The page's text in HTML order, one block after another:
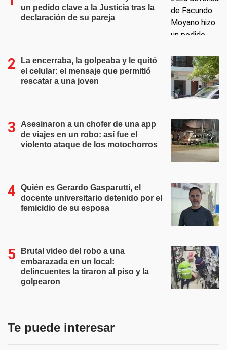
un pedido clave a la Justicia tras la
declaración de su pareja
La encerraba, la golpeaba y le quitó
el celular: el mensaje que permitió
rescatar a una joven
Asesinaron a un chofer de una app
de viajes en un robo: así fue el
violento ataque de los motochorros
Quién es Gerardo Gasparutti, el
docente universitario detenido por el
femicidio de su esposa
Brutal video del robo a una
embarazada en un local:
delincuentes la tiraron al piso y la
golpearon
Te puede interesar